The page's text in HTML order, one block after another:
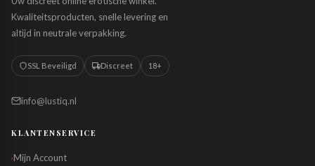
Kwaliteitsproducten, snelle levering en
altijd in neutrale verpakking.
SSL Beveiligd Discreet 18+
info@lustiq.nl
KLANTENSERVICE
›Mijn Account